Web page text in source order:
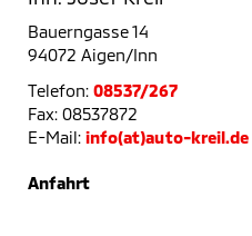
Bauerngasse 14
94072 Aigen/Inn
Telefon: 08537/267
Fax: 08537872
E-Mail: info(at)auto-kreil.de
Anfahrt